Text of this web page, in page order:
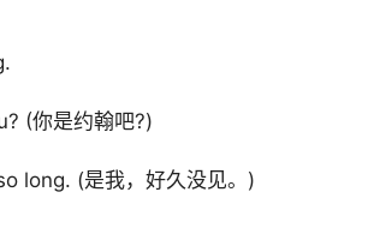
(你是约翰吧?)
long. (是我，好久没见。)